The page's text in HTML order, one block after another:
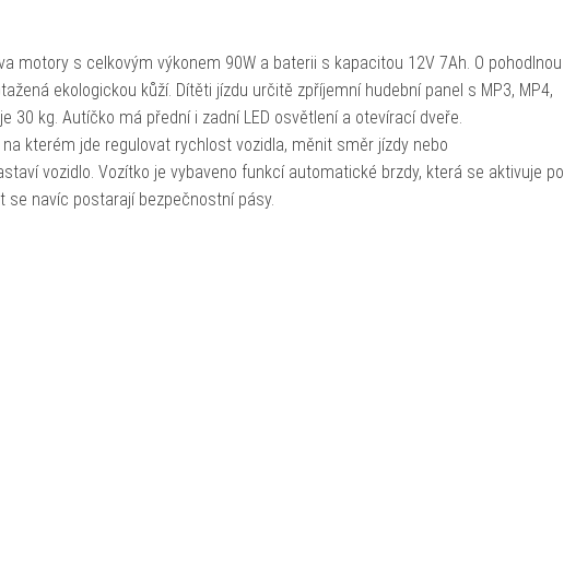
motory s celkovým výkonem 90W a baterii s kapacitou 12V 7Ah. O pohodlnou
ekologickou kůží. Dítěti jízdu určitě zpříjemní hudební panel s MP3, MP4,
30 kg. Autíčko má přední i zadní LED osvětlení a otevírací dveře.
kterém jde regulovat rychlost vozidla, měnit směr jízdy nebo
vozidlo. Vozítko je vybaveno funkcí automatické brzdy, která se aktivuje po
se navíc postarají bezpečnostní pásy.